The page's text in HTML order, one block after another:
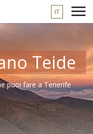
IT
Teide
puoi fare a Tenerife